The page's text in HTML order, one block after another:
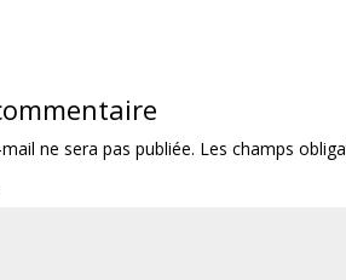
ne sera pas publiée. Les champs